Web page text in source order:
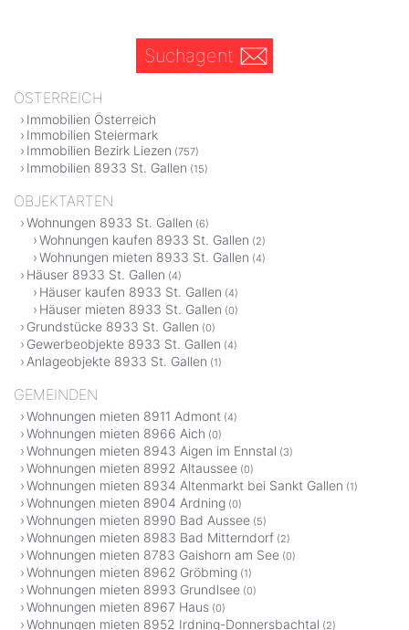
Suchagent
ÖSTERREICH
Immobilien Österreich
Immobilien Steiermark
Immobilien Bezirk Liezen (757)
Immobilien 8933 St. Gallen (15)
OBJEKTARTEN
Wohnungen 8933 St. Gallen (6)
Wohnungen kaufen 8933 St. Gallen (2)
Wohnungen mieten 8933 St. Gallen (4)
Häuser 8933 St. Gallen (4)
Häuser kaufen 8933 St. Gallen (4)
Häuser mieten 8933 St. Gallen (0)
Grundstücke 8933 St. Gallen (0)
Gewerbeobjekte 8933 St. Gallen (4)
Anlageobjekte 8933 St. Gallen (1)
GEMEINDEN
Wohnungen mieten 8911 Admont (4)
Wohnungen mieten 8966 Aich (0)
Wohnungen mieten 8943 Aigen im Ennstal (3)
Wohnungen mieten 8992 Altaussee (0)
Wohnungen mieten 8934 Altenmarkt bei Sankt Gallen (1)
Wohnungen mieten 8904 Ardning (0)
Wohnungen mieten 8990 Bad Aussee (5)
Wohnungen mieten 8983 Bad Mitterndorf (2)
Wohnungen mieten 8783 Gaishorn am See (0)
Wohnungen mieten 8962 Gröbming (1)
Wohnungen mieten 8993 Grundlsee (0)
Wohnungen mieten 8967 Haus (0)
Wohnungen mieten 8952 Irdning-Donnersbachtal (2)